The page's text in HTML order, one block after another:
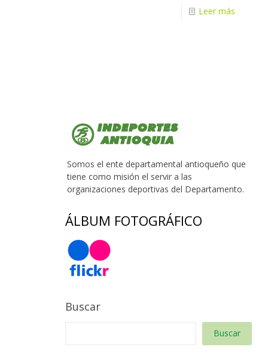
Leer más
Somos el ente departamental antioqueño que
tiene como misión el servir a las
organizaciones deportivas del Departamento.
ÁLBUM FOTOGRÁFICO
Buscar
Buscar